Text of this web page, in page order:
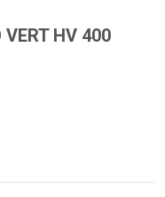
HV 400